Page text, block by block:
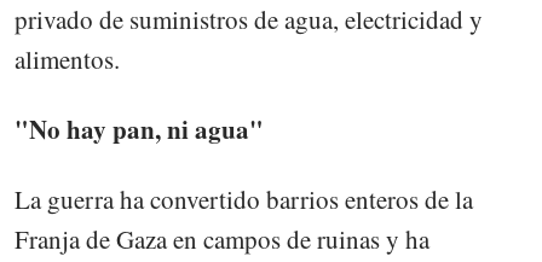
privado de suministros de agua, electricidad y
alimentos.
"No hay pan, ni agua"
La guerra ha convertido barrios enteros de la
Franja de Gaza en campos de ruinas y ha